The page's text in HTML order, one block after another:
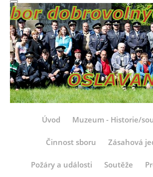
Úvod Muzeum - Historie/
Činnost sboru Zásahová
Požáry a události Soutěže